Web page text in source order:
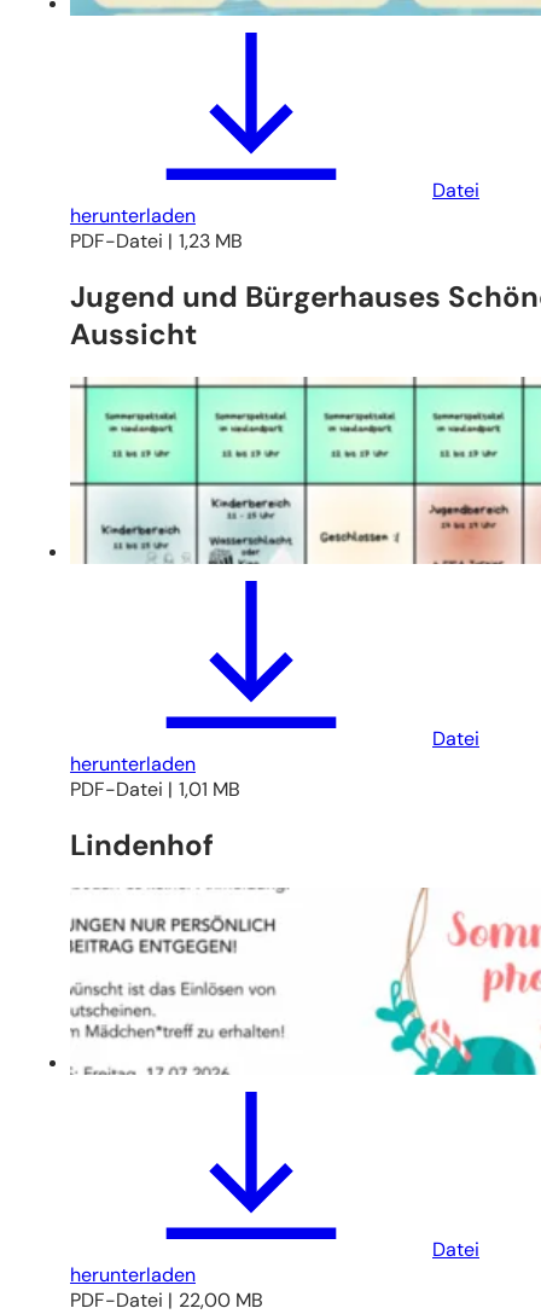
Datei
herunterladen
PDF-Datei 1,23 MB
Jugend und Bürgerhauses
Aussicht
Datei
herunterladen
PDF-Datei 1,01 MB
Lindenhof
Datei
herunterladen
PDF-Datei 22,00 MB